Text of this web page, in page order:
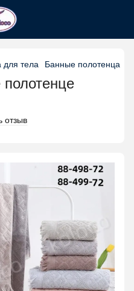
для тела Банные полотенца
отзыв